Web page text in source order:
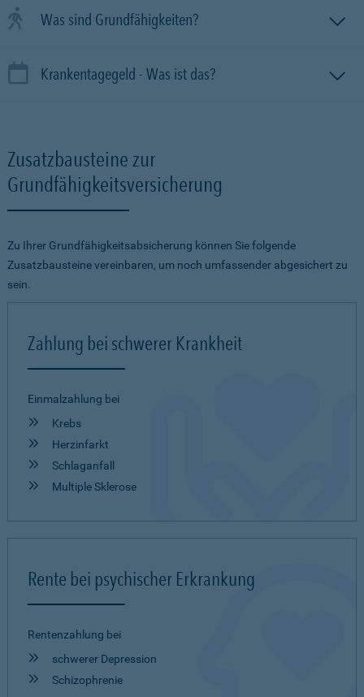
Was sind Grundfähigkeiten?
Krankentagegeld - Was ist das?
Zusatzbausteine zur
Grundfähigkeitsversicherung
Zu Ihrer Grundfähigkeitsabsicherung können Sie folgende
Zusatzbausteine vereinbaren, um noch umfassender abgesichert zu
sein.
Zahlung bei schwerer Krankheit
Einmalzahlung bei
Krebs
Herzinfarkt
Schlaganfall
Multiple Sklerose
Rente bei psychischer Erkrankung
Rentenzahlung bei
schwerer Depression
Schizophrenie